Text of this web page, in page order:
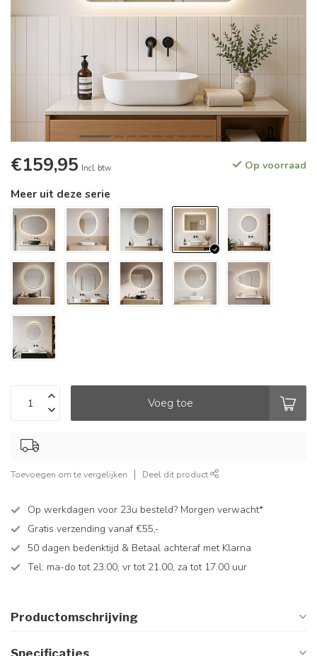
€159,95 Incl. btw Op voorraad
Meer uit deze serie
Voeg toe
Toevoegen om te vergelijken Deel dit product
Op werkdagen voor 23u besteld? Morgen verwacht*
Gratis verzending vanaf €55,-
50 dagen bedenktijd & Betaal achteraf met Klarna
Tel: ma-do tot 23.00, vr tot 21.00, za tot 17.00 uur
Productomschrijving
Specificaties